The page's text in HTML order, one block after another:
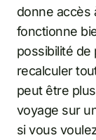
donne accès
fonctionne
possibilité de
recalculer
peut être
voyage sur
si vous